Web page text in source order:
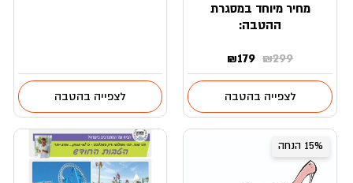
מחיר מיוחד במסגרת
ההטבה:
₪299
המחיר
המקורי
היה:
₪179
המחיר
הנוכחי
הוא:
₪179.
לצפייה בהטבה לצפייה בהטבה
15% הנחה